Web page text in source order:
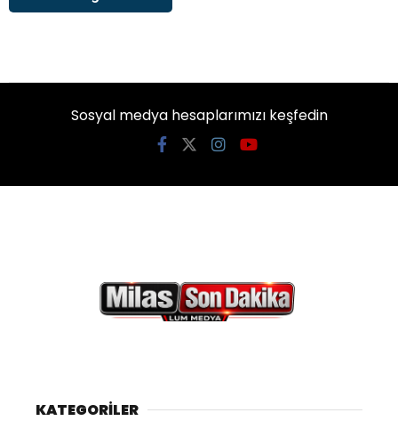
Sosyal medya hesaplarımızı keşfedin
KATEGORİLER